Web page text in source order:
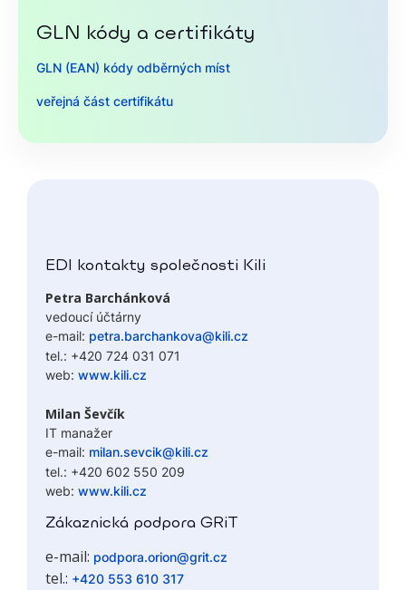
GLN kódy a certifikáty
GLN (EAN) kódy odběrných míst
veřejná část certifikátu
EDI kontakty společnosti Kili
Petra Barchánková
vedoucí účtárny
e-mail: petra.barchankova@kili.cz
tel.: +420 724 031 071
web:www.kili.cz
Milan Ševčík
IT manažer
e-mail: milan.sevcik@kili.cz
tel.: +420 602 550 209
web:www.kili.cz
Zákaznická podpora GRiT
e-mail: podpora.orion@grit.cz
tel.: +420 553 610 317